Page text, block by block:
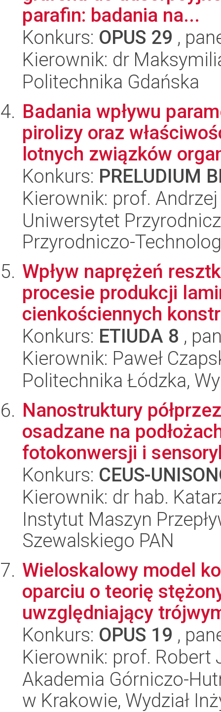
parafin: badania na...
Konkurs: OPUS 29 ,
Kierownik: dr
Politechnika Gdańska
Badania wpływu
pirolizy oraz
lotnych związków
Konkurs: PRELUDIUM
Kierownik: prof. Andrzej
Uniwersytet
Przyrodniczo-
Wpływ naprężeń
procesie produkcji
cienkościennych
Konkurs: ETIUDA 8 ,
Kierownik: Paweł
Politechnika Łódzka,
Nanostruktury
osadzane na
fotokonwersji i
Konkurs: CEUS-
Kierownik: dr hab.
Instytut Maszyn
Szewalskiego PAN
Wieloskalowy model
oparciu o teorię
uwzględniający
Konkurs: OPUS 19 ,
Kierownik: prof. Robert
Akademia Górniczo-
w Krakowie, Wydział